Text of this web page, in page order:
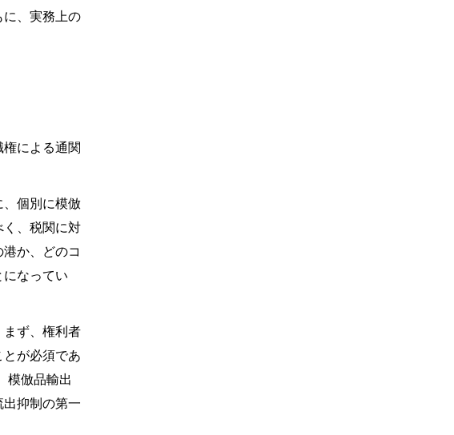
に、実務上の
による通関
個別に模倣
く、税関に対
か、どのコ
なってい
ず、権利者
が必須であ
模倣品輸出
抑制の第一